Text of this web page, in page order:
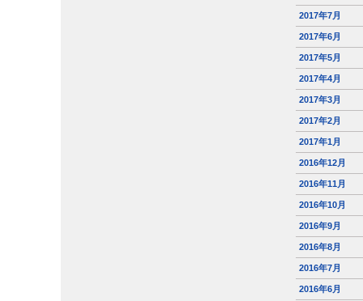
2017年7月
2017年6月
2017年5月
2017年4月
2017年3月
2017年2月
2017年1月
2016年12月
2016年11月
2016年10月
2016年9月
2016年8月
2016年7月
2016年6月